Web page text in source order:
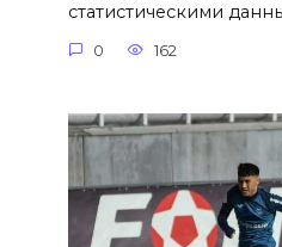
статистическими
0 162